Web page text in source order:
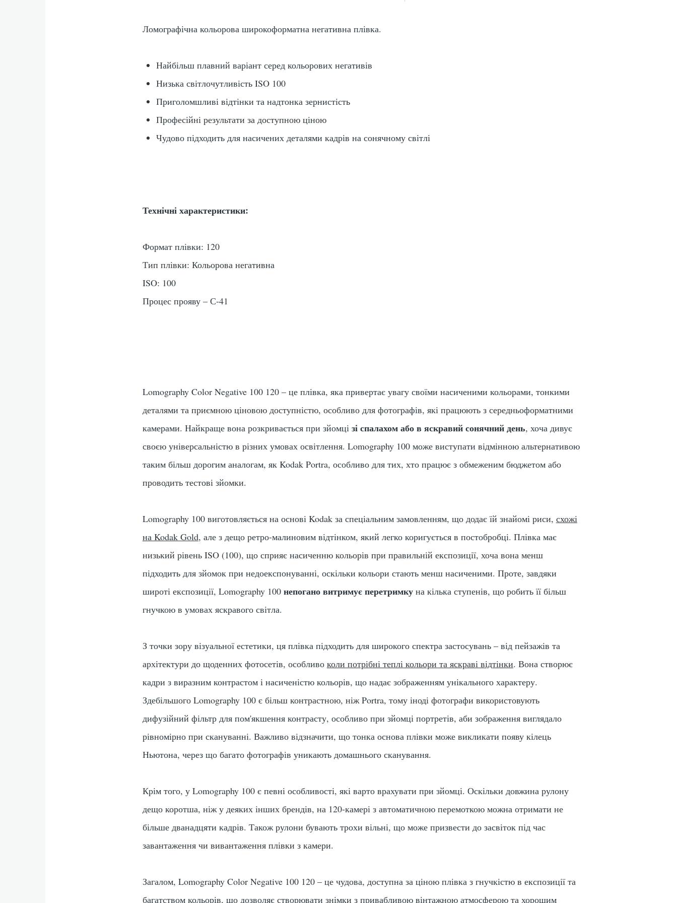
Ломографічна кольорова широкоформатна негативна плівка.
Найбільш плавний варіант серед кольорових негативів
Низька світлочутливість ISO 100
Приголомшливі відтінки та надтонка зернистість
Професійні результати за доступною ціною
Чудово підходить для насичених деталями кадрів на сонячному світлі
Технічні характеристики:
Формат плівки: 120
Тип плівки: Кольорова негативна
ISO: 100
Процес прояву – С-41
Lomography Color Negative 100 120 – це плівка, яка привертає увагу своїми насиченими кольорами, тонкими
деталями та приємною ціновою доступністю, особливо для фотографів, які працюють з середньоформатними
камерами. Найкраще вона розкривається при зйомці зі спалахом або в яскравий сонячний день, хоча дивує
своєю універсальністю в різних умовах освітлення. Lomography 100 може виступати відмінною альтернативою
таким більш дорогим аналогам, як Kodak Portra, особливо для тих, хто працює з обмеженим бюджетом або
проводить тестові зйомки.
Lomography 100 виготовляється на основі Kodak за спеціальним замовленням, що додає їй знайомі риси, схожі
на Kodak Gold, але з дещо ретро-малиновим відтінком, який легко коригується в постобробці. Плівка має
низький рівень ISO (100), що сприяє насиченню кольорів при правильній експозиції, хоча вона менш
підходить для зйомок при недоекспонуванні, оскільки кольори стають менш насиченими. Проте, завдяки
широті експозиції, Lomography 100 непогано витримує перетримкуна кілька ступенів, що робить її більш
гнучкою в умовах яскравого світла.
З точки зору візуальної естетики, ця плівка підходить для широкого спектра застосувань – від пейзажів та
архітектури до щоденних фотосетів, особливо коли потрібні теплі кольори та яскраві відтінки. Вона створює
кадри з виразним контрастом і насиченістю кольорів, що надає зображенням унікального характеру.
Здебільшого Lomography 100 є більш контрастною, ніж Portra, тому іноді фотографи використовують
дифузійний фільтр для пом'якшення контрасту, особливо при зйомці портретів, аби зображення виглядало
рівномірно при скануванні. Важливо відзначити, що тонка основа плівки може викликати появу кілець
Ньютона, через що багато фотографів уникають домашнього сканування.
Крім того, у Lomography 100 є певні особливості, які варто врахувати при зйомці. Оскільки довжина рулону
дещо коротша, ніж у деяких інших брендів, на 120-камері з автоматичною перемоткою можна отримати не
більше дванадцяти кадрів. Також рулони бувають трохи вільні, що може призвести до засвіток під час
завантаження чи вивантаження плівки з камери.
Загалом, Lomography Color Negative 100 120 – це чудова, доступна за ціною плівка з гнучкістю в експозиції та
багатством кольорів, що дозволяє створювати знімки з привабливою вінтажною атмосфероюта хорошим